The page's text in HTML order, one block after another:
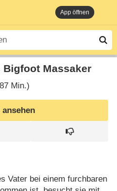
App öffnen
Bigfoot Massaker
Min.)
Vater bei einem furchbaren